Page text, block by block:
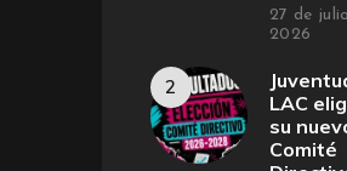
27 de
2026
LAC
su
Comité